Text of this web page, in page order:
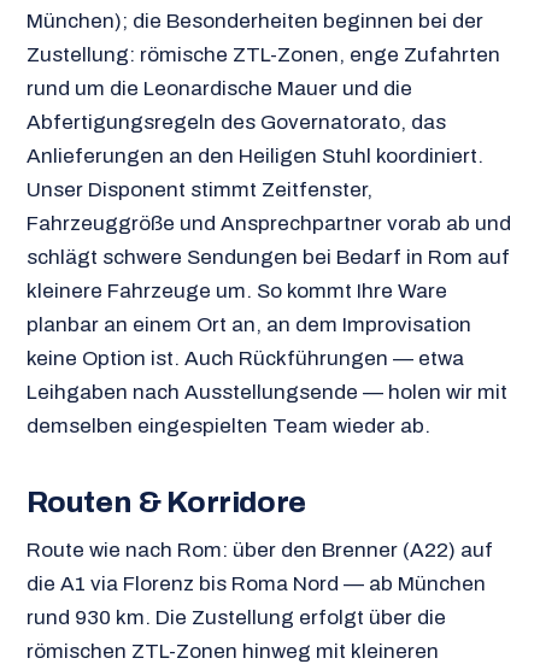
München); die Besonderheiten beginnen bei der
Zustellung: römische ZTL-Zonen, enge Zufahrten
rund um die Leonardische Mauer und die
Abfertigungsregeln des Governatorato, das
Anlieferungen an den Heiligen Stuhl koordiniert.
Unser Disponent stimmt Zeitfenster,
Fahrzeuggröße und Ansprechpartner vorab ab und
schlägt schwere Sendungen bei Bedarf in Rom auf
kleinere Fahrzeuge um. So kommt Ihre Ware
planbar an einem Ort an, an dem Improvisation
keine Option ist. Auch Rückführungen — etwa
Leihgaben nach Ausstellungsende — holen wir mit
demselben eingespielten Team wieder ab.
Routen & Korridore
Route wie nach Rom: über den Brenner (A22) auf
die A1 via Florenz bis Roma Nord — ab München
rund 930 km. Die Zustellung erfolgt über die
römischen ZTL-Zonen hinweg mit kleineren